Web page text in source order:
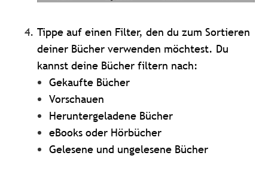
Tippe auf einen Filter, den du zum Sortieren
deiner Bücher verwenden möchtest. Du
kannst deine Bücher filtern nach:
Gekaufte Bücher
Vorschauen
Heruntergeladene Bücher
eBooks oder Hörbücher
Gelesene und ungelesene Bücher